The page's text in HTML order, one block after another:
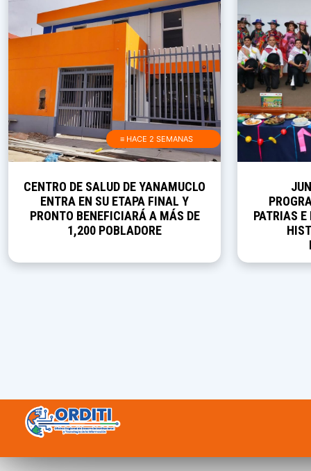
≡ HACE 2 SEMANAS
CENTRO DE SALUD DE YANAMUCLO
ENTRA EN SU ETAPA FINAL Y
PRONTO BENEFICIARÁ A MÁS DE
1,200 POBLADORE
PATRIAS